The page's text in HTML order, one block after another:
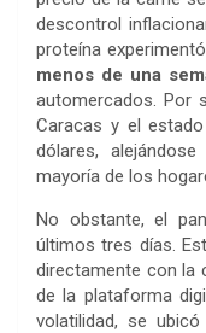
descontrol
proteína
menos de una
automercados. Por
Caracas y el
dólares,
mayoría de los
No obstante, el
últimos tres días.
directamente con la
de la plataforma
volatilidad, se